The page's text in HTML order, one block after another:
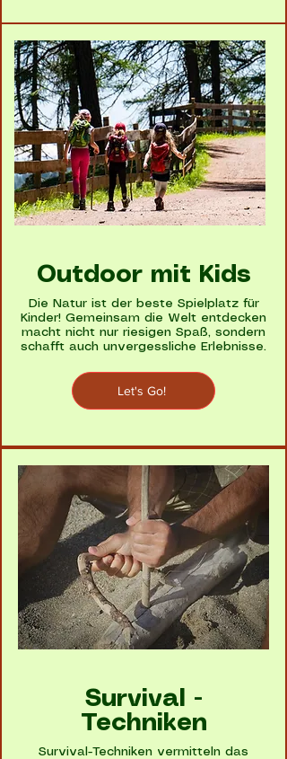
Outdoor mit Kids
Die Natur ist der beste Spielplatz für
Kinder! Gemeinsam die Welt entdecken
macht nicht nur riesigen Spaß, sondern
schafft auch unvergessliche Erlebnisse.
Let's Go!
Survival -
Techniken
Survival-Techniken vermitteln das